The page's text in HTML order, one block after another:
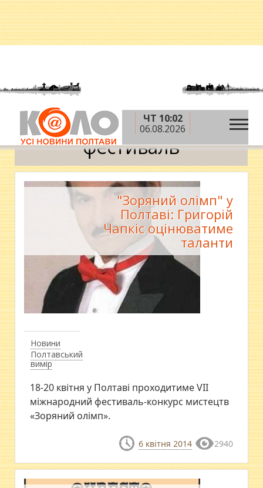
ЧТ 10:02
06.08.2026
Головна » фестиваль
фестиваль
Новини
Полтавський
вимір
"Зоряний олімп" у
Полтаві: Григорій
Чапкіс оцінюватиме
таланти
18-20 квітня у Полтаві проходитиме VII
міжнародний фестиваль-конкурс мистецтв
«Зоряний олімп».
6 квітня 2014 2940